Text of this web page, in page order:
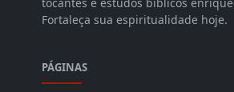
tocantes e estudos bíblicos
Fortaleça sua espiritualidade hoje.
PÁGINAS